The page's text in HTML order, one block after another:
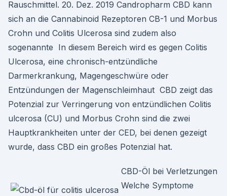
Rauschmittel. 20. Dez. 2019 Candropharm CBD kann
sich an die Cannabinoid Rezeptoren CB-1 und Morbus
Crohn und Colitis Ulcerosa sind zudem also
sogenannte In diesem Bereich wird es gegen Colitis
Ulcerosa, eine chronisch-entzündliche
Darmerkrankung, Magengeschwüre oder
Entzündungen der Magenschleimhaut CBD zeigt das
Potenzial zur Verringerung von entzündlichen Colitis
ulcerosa (CU) und Morbus Crohn sind die zwei
Hauptkrankheiten unter der CED, bei denen gezeigt
wurde, dass CBD ein großes Potenzial hat.
CBD-Öl bei Verletzungen
Welche Symptome